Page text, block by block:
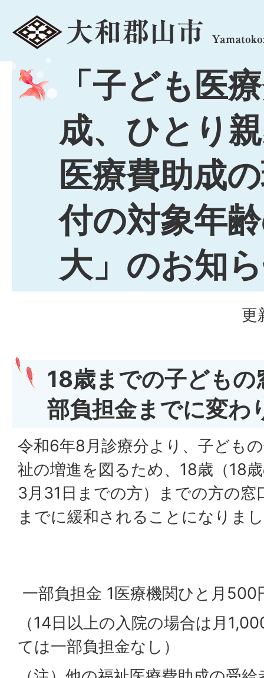
menu
「子ども医
成、ひとり
医療費助成
付の対象年
大」のお知
更
18歳までの子どもの
部負担金までに変わ
令和6年8月診療分より、子ども
祉の増進を図るため、18歳（18
3月31日までの方）までの方の窓
までに緩和されるこ
一部負担金 1医療機関ひと月
（14日以上の入院の場合は月
ては一部負担金なし）